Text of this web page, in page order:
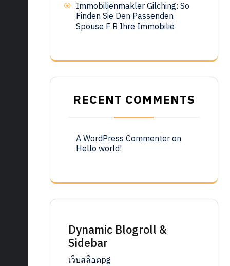
Immobilienmakler Gilching: So
Finden Sie Den Passenden
Spouse F R Ihre Immobilie
RECENT COMMENTS
A WordPress Commenteron
Hello world!
Dynamic Blogroll &
Sidebar
เว็บสล็อตpg